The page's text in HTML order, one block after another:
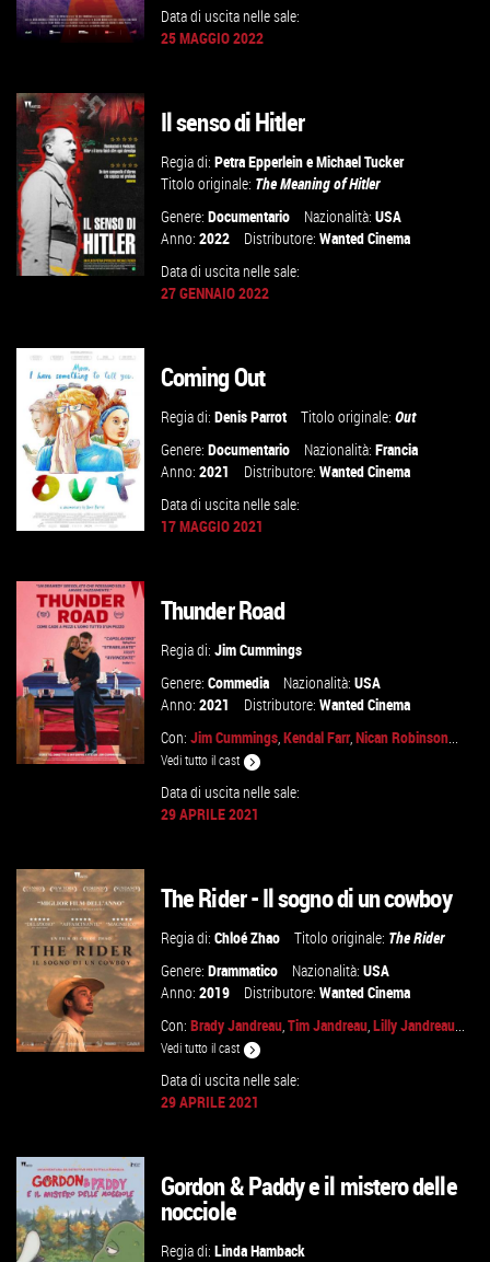
GUARDA IL TRAILER
VAI ALLA SCHEDA
Data di uscita nelle sale:
25 MAGGIO 2022
GUARDA IL TRAILER
VAI ALLA SCHEDA
Il senso di Hitler
Regia di:Petra EpperleineMichael Tucker
Titolo originale: The Meaning of Hitler
Genere:Documentario Nazionalità:USA
Anno:2022 Distributore:Wanted Cinema
Data di uscita nelle sale:
27 GENNAIO 2022
GUARDA IL TRAILER
VAI ALLA SCHEDA
Coming Out
Regia di:Denis Parrot Titolo originale:Out
Genere:Documentario Nazionalità:Francia
Anno:2021 Distributore:Wanted Cinema
Data di uscita nelle sale:
17 MAGGIO 2021
VAI ALLA SCHEDA
Thunder Road
Regia di:Jim Cummings
Genere:Commedia Nazionalità:USA
Anno:2021 Distributore:Wanted Cinema
Con:Jim Cummings ,Kendal Farr,Nican Robinson
Vedi tutto il cast
Data di uscita nelle sale:
29 APRILE 2021
VAI ALLA SCHEDA
The Rider - Il sogno di un cowboy
Regia di:Chloé Zhao Titolo originale: The Rider
Genere:Drammatico Nazionalità:USA
Anno:2019 Distributore:Wanted Cinema
Con:Brady Jandreau ,Tim Jandreau ,Lilly Jandreau
Vedi tutto il cast
Data di uscita nelle sale:
29 APRILE 2021
Gordon & Paddy e il mistero delle
nocciole
Regia di:Linda Hamback